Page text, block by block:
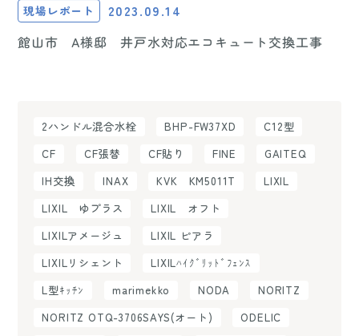
現場レポート 2023.09.14
館山市 A様邸 井戸水対応エコキュート交換工事
2ハンドル混合水栓 BHP-FW37XD
C12型
CF
CF張替 CF貼り FINE
GAITEQ
IH交換
INAX KVK KM5011T
LIXIL
LIXIL ゆプラス
LIXIL オフト
LIXILアメージュ
LIXIL ピアラ
LIXILリシェント
LIXILﾊｲｸﾞﾘｯﾄﾞﾌｪﾝｽ
L型ｷｯﾁﾝ
marimekko NODA
NORITZ
NORITZ OTQ-3706SAYS(オート)
ODELIC